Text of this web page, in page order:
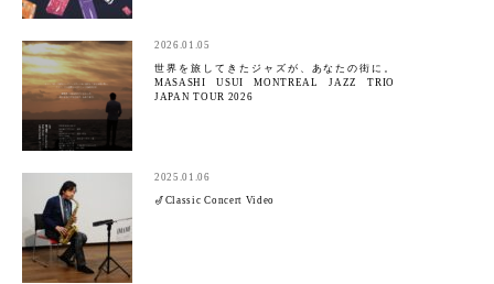
2026.01.05
世界を旅してきたジャズが、あなたの街に。
MASASHI USUI MONTREAL JAZZ TRIO
JAPAN TOUR 2026
2025.01.06
🎷Classic Concert Video